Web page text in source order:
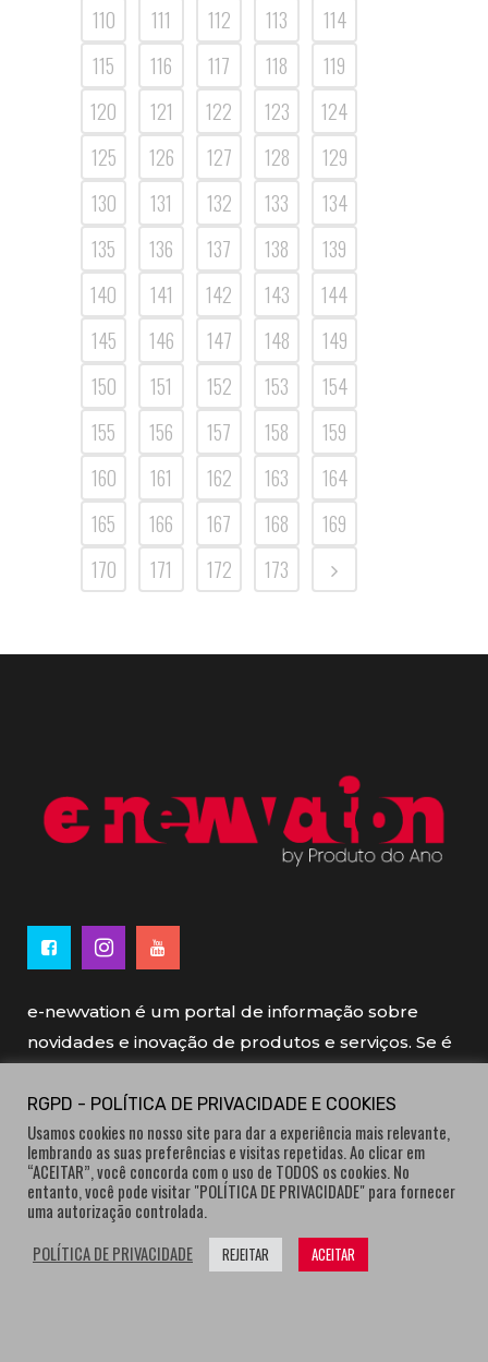
110
111 112 113
114
115
116 117 118
119
120
121 122 123
124
125
126 127 128
129
130
131 132 133
134
135
136 137 138
139
140
141 142 143
144
145
146 147 148
149
150
151 152 153
154
155
156 157 158
159
160
161 162 163
164
165
166 167 168
169
170
171 172 173
e-newvation é um portal de informação sobre
novidades e inovação de produtos e serviços. Se é
e-newvation tem o patrocínio do “Produto do
Ano”, o prémio de inovação atribuído por
consumidores.
RGPD - POLÍTICA DE PRIVACIDADE E COOKIES
Usamos cookies no nosso site para dar a experiência mais relevante,
lembrando as suas preferências e visitas repetidas. Ao clicar em
“ACEITAR”, você concorda com o uso de TODOS os cookies. No
entanto, você pode visitar "POLÍTICA DE PRIVACIDADE" para fornecer
uma autorização controlada.
POLÍTICA DE PRIVACIDADE
REJEITAR ACEITAR